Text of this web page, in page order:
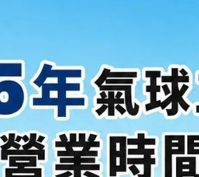
聖誕小熊 / 聖誕交換禮物 / 聖誕熊熊 /
聖誕布置 / 聖誕熊熊吊飾
NT$39